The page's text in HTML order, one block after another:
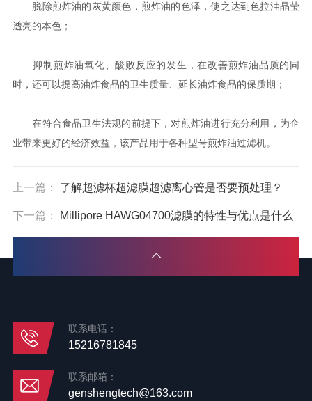
脱除煎炸油的灰黄颜色，煎炸油的色泽，使之达到色拉油晶莹
透亮的本色；
抑制煎炸油氧化、酸败反应的发生，在改善煎炸油品质的同
时，还可以提高油炸食品的卫生质量、延长油炸食品的保质期；
在符合食品卫生法规的前提下，对煎炸油进行充分利用，为企
业带来更好的经济效益，该产品用于各种型号煎炸油过滤机。
上一篇： 了解超滤杯超滤膜超滤离心管是否要预处理？
下一篇： Millipore HAWG04700滤膜的特性与优点是什么
联系电话：
15216781845
联系邮箱：
genshengtech@163.com